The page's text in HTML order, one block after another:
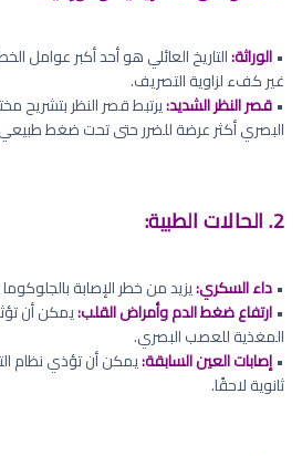
•الوراثة:التاريخ العائلي هو أحد أكبر عوامل
غير كفء لزاوية التصريف.
•قصر النظر الشديد:يرتبط قصر النظر بتشريح
البصري أكثر عرضة للضرر حتى تحت ضغط
2. الحالات الطبية:
•داء السكري:يزيد من خطر الإصابة
•ارتفاع ضغط الدم وأمراض القلب:يمكن أن
المغذية للعصب البصري.
•إصابات العين السابقة:يمكن أن تؤذي نظام
ثانوية لاحقًا.